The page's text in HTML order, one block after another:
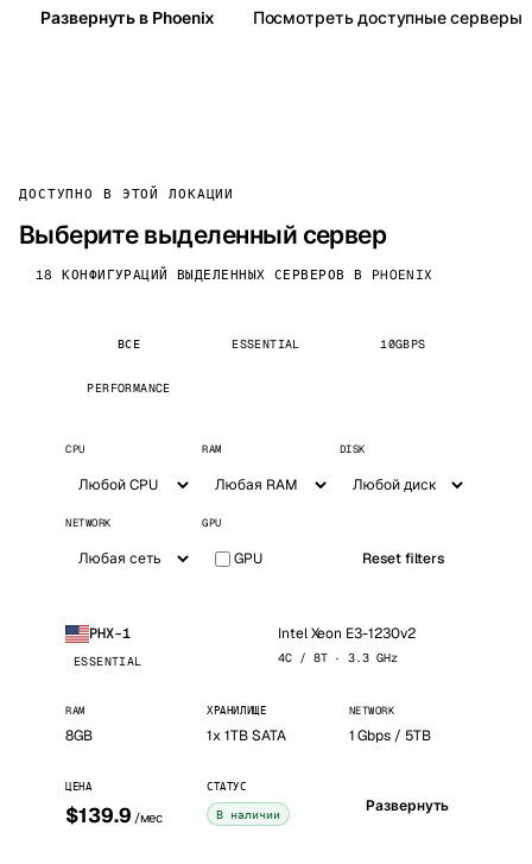
Развернуть в Phoenix Посмотреть доступные серверы
ДОСТУПНО В ЭТОЙ ЛОКАЦИИ
Выберите выделенный сервер
18 КОНФИГУРАЦИЙ ВЫДЕЛЕННЫХ СЕРВЕРОВ В PHOENIX
ВСЕ ESSENTIAL 10GBPS
PERFORMANCE
CPU RAM DISK
NETWORK GPU
GPU Reset filters
PHX-1
ESSENTIAL
Intel Xeon E3-1230v2
4C / 8T · 3.3 GHz
RAM
8GB
ХРАНИЛИЩЕ
1x 1TB SATA
NETWORK
1 Gbps / 5TB
ЦЕНА
$139.9 /мес
СТАТУС
В наличии Развернуть